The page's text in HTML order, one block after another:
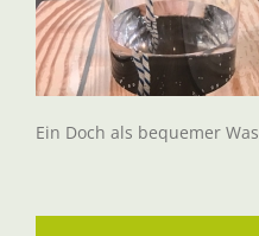
Ein Doch als bequemer